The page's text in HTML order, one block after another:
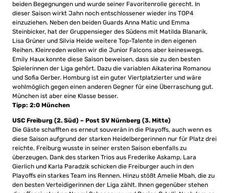
beiden Begegnungen und wurde seiner Favoritenrolle gerecht. In
dieser Saison wirkt Jahn noch entschlossener wieder ins TOP4
einzuziehen. Neben den beiden Guards Anna Matic und Emma
Steinbicker, hat der Gruppensieger des Südens mit Matilda Blanarik,
Lisa Grüner und Silvia Heide weitere Top-Talente in den eigenen
Reihen. Kleinreden wollen wir die Junior Falcons aber keineswegs.
Emily Haux konnte diese Saison beweisen, dass sie zu den besten
Spielerinnen der Liga gehört. Dazu die variablen Aikaterina Romanou
und Sofia Gerber. Homburg ist ein guter Viertplatzierter und wäre
wohlmöglich gegen einen anderen Gegner für eine Überraschung gut.
München ist aber eine Klasse besser.
Tipp: 2:0 München
USC Freiburg (2. Süd) – Post SV Nürnberg (3. Mitte)
Die Gäste schafften es erneut souverän in die Playoffs, auch wenn es
diese Saison aufgrund der starken Heidelbergerinnen nur für Platz drei
reichte. Freiburg wusste in seiner ersten Saison ebenfalls zu
überzeugen. Dank des starken Trios aus Frederike Askamp, Lara
Gierlich und Karla Paradzik schicken die Freiburger auch in den
Playoffs ein starkes Team ins Rennen. Hinzu stößt Amelie Mbah, die zu
den besten Verteidigerinnen der Liga zählt. Ihnen gegenüber stehen